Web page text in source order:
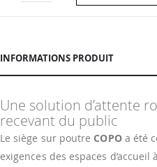
INFORMATIONS PRODUIT
Une solution d’attente
recevant du public
Le siège sur poutre COPOa été
exigences des espaces